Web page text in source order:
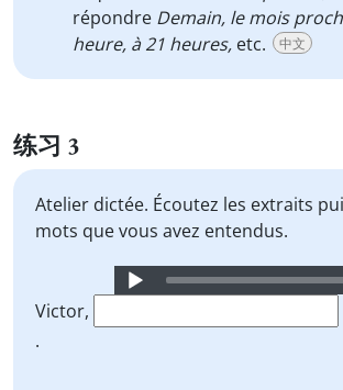
répondre Demain, le mois
heure, à 21 heures, etc. 中文
练习 3
Atelier dictée. Écoutez les extraits
mots que vous avez entendus.
Player
Victor,
.